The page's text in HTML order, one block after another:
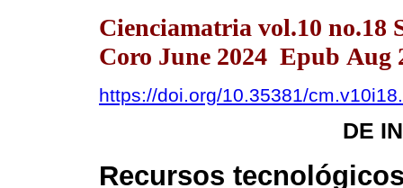
Cienciamatria vol.10 no.18
Coro June 2024 Epub Aug
https://doi.org/10.35381/
DE
Recursos